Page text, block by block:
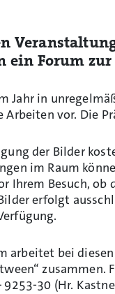
ein Forum
Jahr in
Arbeiten vor. Die
der Bilder
im Raum
Ihrem Besuch,
erfolgt
arbeitet bei
zusammen.
9253-30 (Hr.